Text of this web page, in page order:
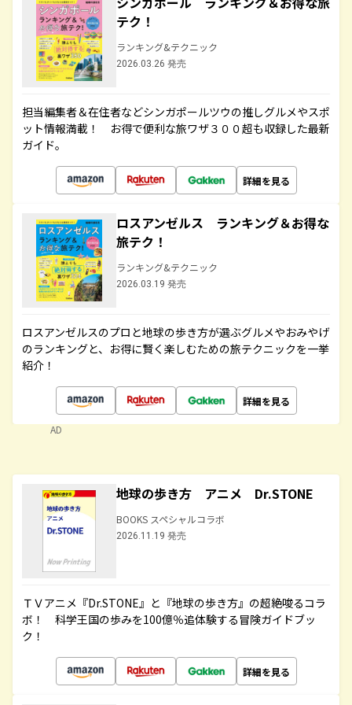
テク！
ランキング&テクニック
2026.03.26 発売
担当編集者＆在住者などシンガポールツウの推しグルメやスポ
ット情報満載！ お得で便利な旅ワザ３００超も収録した最新
ガイド。
詳細を見る
ロスアンゼルス ランキング＆お得な
旅テク！
ランキング&テクニック
2026.03.19 発売
ロスアンゼルスのプロと地球の歩き方が選ぶグルメやおみやげ
のランキングと、お得に賢く楽しむための旅テクニックを一挙
紹介！
詳細を見る
AD
地球の歩き方 アニメ Dr.STONE
BOOKS スペシャルコラボ
2026.11.19 発売
ＴＶアニメ『Dr.STONE』と『地球の歩き方』の超絶唆るコラ
ボ！ 科学王国の歩みを100億％追体験する冒険ガイドブッ
ク！
詳細を見る